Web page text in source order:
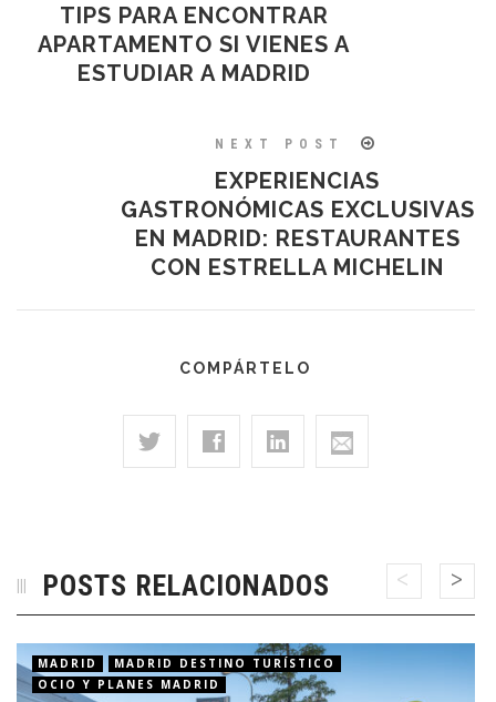
TIPS PARA ENCONTRAR
APARTAMENTO SI VIENES A
ESTUDIAR A MADRID
NEXT POST
EXPERIENCIAS
GASTRONÓMICAS EXCLUSIVAS
EN MADRID: RESTAURANTES
CON ESTRELLA MICHELIN
COMPÁRTELO
POSTS RELACIONADOS
MADRID
MADRID DESTINO TURÍSTICO
OCIO Y PLANES MADRID